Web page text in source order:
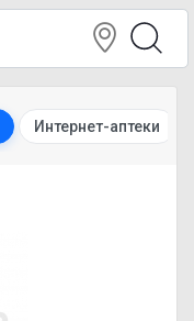
Интернет-аптеки